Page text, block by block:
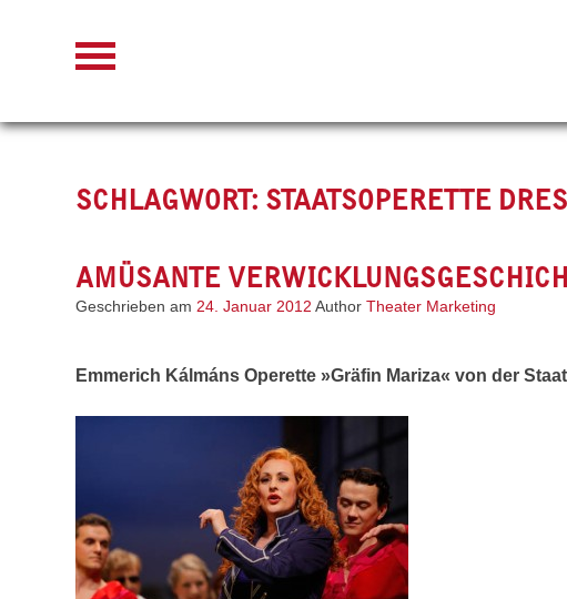
SCHLAGWORT: STAATSOPERETTE
AMÜSANTE
Geschrieben am 24. Januar 2012 Author Theater Marketing
Emmerich Kálmáns Operette »Gräfin Mariza« von der